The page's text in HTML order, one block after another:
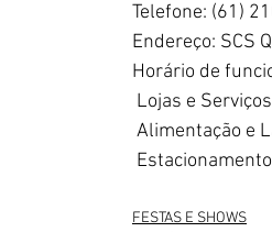
Telefone: (61)
Endereço: SCS
Horário de
Lojas e
Alimentação e
FESTAS E SHOWS